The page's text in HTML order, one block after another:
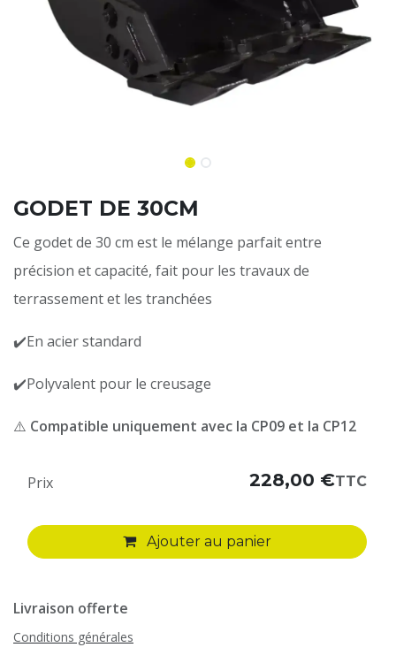
GODET DE 30CM
Ce godet de 30 cm est le mélange parfait entre
précision et capacité, fait pour les travaux de
terrassement et les tranchées
✔️En acier standard
✔️Polyvalent pour le creusage
⚠️ Compatible uniquement avec la CP09 et la CP12
Ajouter au panier
Prix 228,00 €TTC
Livraison offerte
Conditions générales